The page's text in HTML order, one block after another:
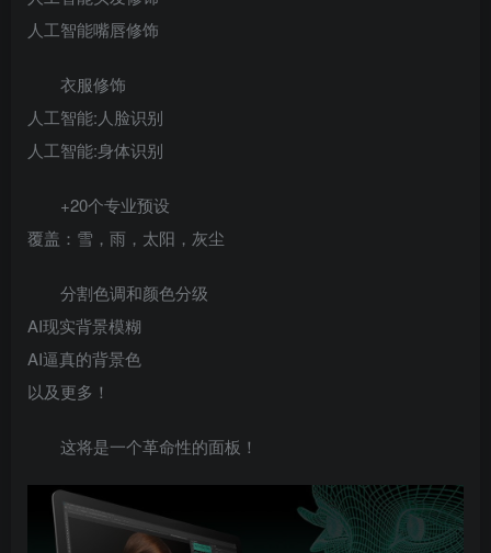
人工智能嘴唇修饰
衣服修饰
人工智能:人脸识别
人工智能:身体识别
+20个专业预设
覆盖：雪，雨，太阳，灰尘
分割色调和颜色分级
AI现实背景模糊
AI逼真的背景色
以及更多！
这将是一个革命性的面板！